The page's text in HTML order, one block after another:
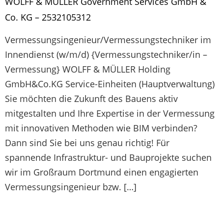
Co. KG – 2532105312
Vermessungsingenieur/Vermessungstechniker im
Innendienst (w/m/d) {Vermessungstechniker/in –
Vermessung} WOLFF & MÜLLER Holding
GmbH&Co.KG Service-Einheiten (Hauptverwaltung)
Sie möchten die Zukunft des Bauens aktiv
mitgestalten und Ihre Expertise in der Vermessung
mit innovativen Methoden wie BIM verbinden?
Dann sind Sie bei uns genau richtig! Für
spannende Infrastruktur- und Bauprojekte suchen
wir im Großraum Dortmund einen engagierten
Vermessungsingenieur bzw. […]